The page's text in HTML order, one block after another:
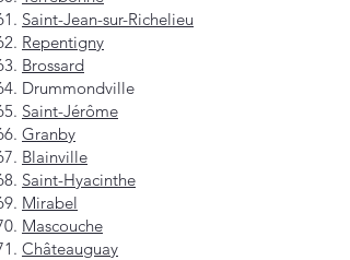
Saint-Jean-sur-Richelieu
Repentigny
Brossard
Drummondville
Saint-Jérôme
Granby
Blainville
Saint-Hyacinthe
Mirabel
Mascouche
Châteauguay